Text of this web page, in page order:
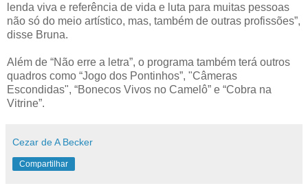
lenda viva e referência de vida e luta para muitas pessoas
não só do meio artístico, mas, também de outras profissões”,
disse Bruna.
Além de “Não erre a letra”, o programa também terá outros
quadros como “Jogo dos Pontinhos”, "Câmeras
Escondidas", “Bonecos Vivos no Camelô” e “Cobra na
Vitrine”.
Cezar de A Becker
Compartilhar